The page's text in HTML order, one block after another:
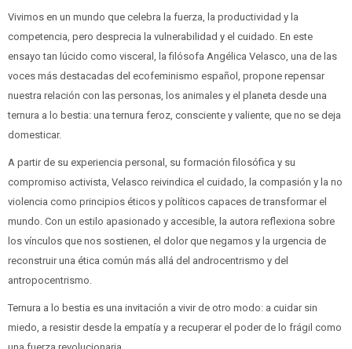
Vivimos en un mundo que celebra la fuerza, la productividad y la
competencia, pero desprecia la vulnerabilidad y el cuidado. En este
ensayo tan lúcido como visceral, la filósofa Angélica Velasco, una de las
voces más destacadas del ecofeminismo español, propone repensar
nuestra relación con las personas, los animales y el planeta desde una
ternura a lo bestia: una ternura feroz, consciente y valiente, que no se deja
domesticar.
A partir de su experiencia personal, su formación filosófica y su
compromiso activista, Velasco reivindica el cuidado, la compasión y la no
violencia como principios éticos y políticos capaces de transformar el
mundo. Con un estilo apasionado y accesible, la autora reflexiona sobre
los vínculos que nos sostienen, el dolor que negamos y la urgencia de
reconstruir una ética común más allá del androcentrismo y del
antropocentrismo.
Ternura a lo bestia es una invitación a vivir de otro modo: a cuidar sin
miedo, a resistir desde la empatía y a recuperar el poder de lo frágil como